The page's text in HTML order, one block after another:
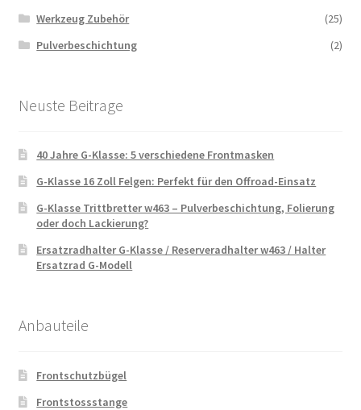
Werkzeug Zubehör
(25)
Pulverbeschichtung
(2)
Neuste Beitrage
40 Jahre G-Klasse: 5 verschiedene Frontmasken
G-Klasse 16 Zoll Felgen: Perfekt für den Offroad-Einsatz
G-Klasse Trittbretter w463 – Pulverbeschichtung, Folierung
oder doch Lackierung?
Ersatzradhalter G-Klasse / Reserveradhalter w463 / Halter
Ersatzrad G-Modell
Anbauteile
Frontschutzbügel
Frontstossstange